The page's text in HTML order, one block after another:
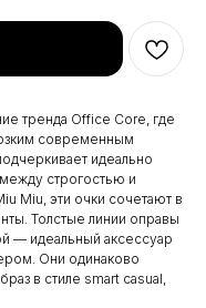
тренда Office Core, где
современным
идеально
строгостью и
Miu, эти очки сочетают в
Толстые линии оправы
— идеальный аксессуар
Они одинаково
в стиле smart casual,